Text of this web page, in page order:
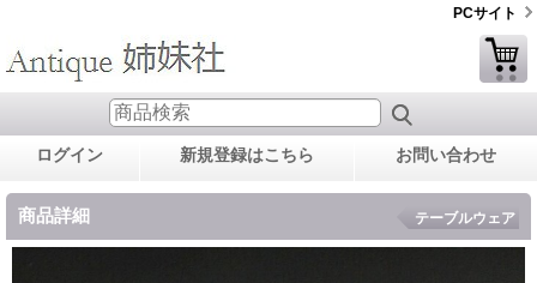
PCサイト
ログイン 新規登録はこちら お問い合わせ
商品詳細 テーブルウェア